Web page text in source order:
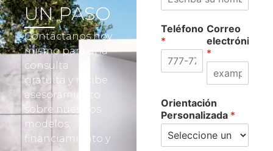
UN PASO
Contáctanos hoy
mismo para una
consulta
gratuita y recibe
asesoramiento
sobre nuestros
modelos,
financiamiento y
Teléfono
*
Correo
electrónico
*
Orientación
Personalizada *